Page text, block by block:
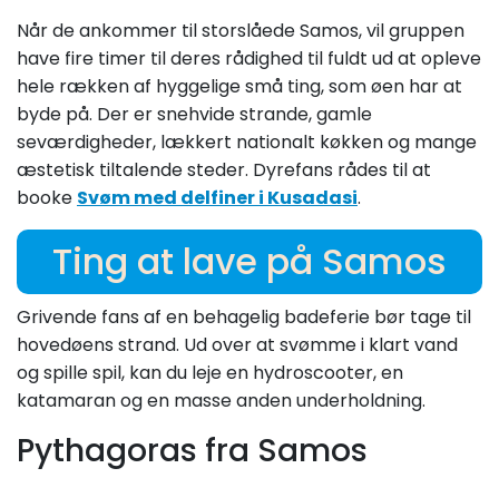
Når de ankommer til storslåede Samos, vil gruppen
have fire timer til deres rådighed til fuldt ud at opleve
hele rækken af hyggelige små ting, som øen har at
byde på. Der er snehvide strande, gamle
seværdigheder, lækkert nationalt køkken og mange
æstetisk tiltalende steder. Dyrefans rådes til at
booke Svøm med delfiner i Kusadasi.
Ting at lave på Samos
Grivende fans af en behagelig badeferie bør tage til
hovedøens strand. Ud over at svømme i klart vand
og spille spil, kan du leje en hydroscooter, en
katamaran og en masse anden underholdning.
Pythagoras fra Samos